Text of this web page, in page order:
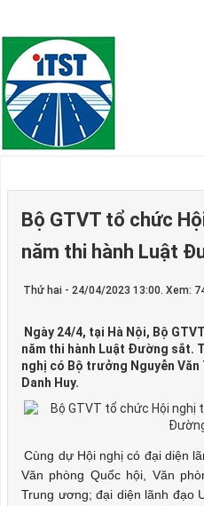
Bộ GTVT tổ chức
năm thi hành Luật
Thứ hai - 24/04/2023 13:00. Xem:
Ngày 24/4, tại Hà Nội, Bộ
năm thi hành Luật Đường sắt.
nghị có Bộ trưởng Nguyễn
Danh Huy.
Cùng dự Hội nghị có đại diện
Văn phòng Quốc hội, Văn
Trung ương; đại diện lãnh đạo